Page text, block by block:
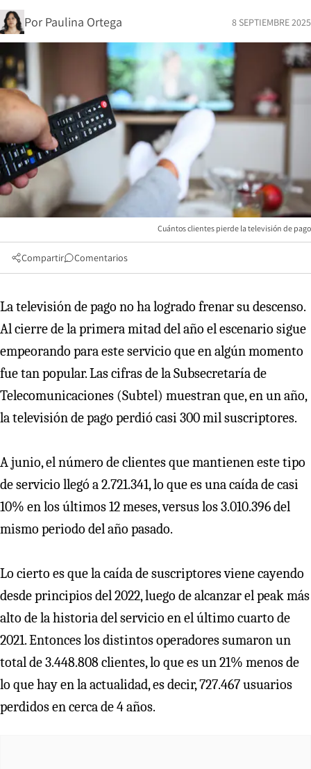
Por Paulina Ortega 8 SEPTIEMBRE 2025
Cuántos clientes pierde la televisión de pago
Compartir Comentarios
La televisión de pago no ha logrado frenar su descenso.
Al cierre de la primera mitad del año el escenario sigue
empeorando para este servicio que en algún momento
fue tan popular. Las cifras de la Subsecretaría de
Telecomunicaciones (Subtel) muestran que, en un año,
la televisión de pago perdió casi 300 mil suscriptores.
A junio, el número de clientes que mantienen este tipo
de servicio llegó a 2.721.341, lo que es una caída de casi
10% en los últimos 12 meses, versus los 3.010.396 del
mismo periodo del año pasado.
Lo cierto es que la caída de suscriptores viene cayendo
desde principios del 2022, luego de alcanzar el peak más
alto de la historia del servicio en el último cuarto de
2021. Entonces los distintos operadores sumaron un
total de 3.448.808 clientes, lo que es un 21% menos de
lo que hay en la actualidad, es decir, 727.467 usuarios
perdidos en cerca de 4 años.